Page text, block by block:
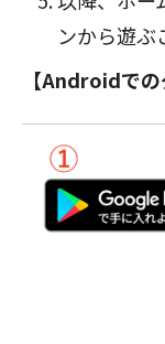
ンから遊ぶ
【Androidでの